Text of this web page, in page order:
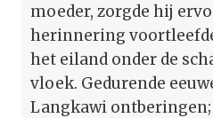
moeder, zorgde hij
herinnering
het eiland onder de
vloek. Gedurende
Langkawi ontberingen;